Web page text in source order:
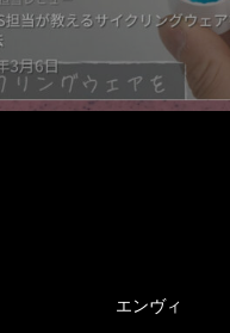
エンヴィ